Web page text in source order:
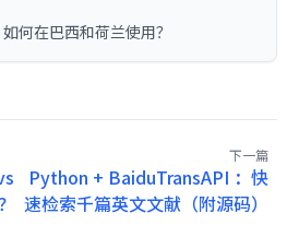
何在巴西和荷兰使用？
下一篇
Python + BaiduTransAPI ：快
速检索千篇英文文献（附源码）